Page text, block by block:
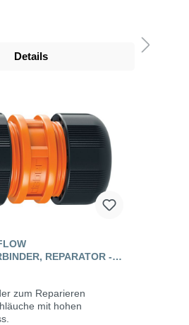
Details
REPARATOR -
zum Reparieren
mit hohen